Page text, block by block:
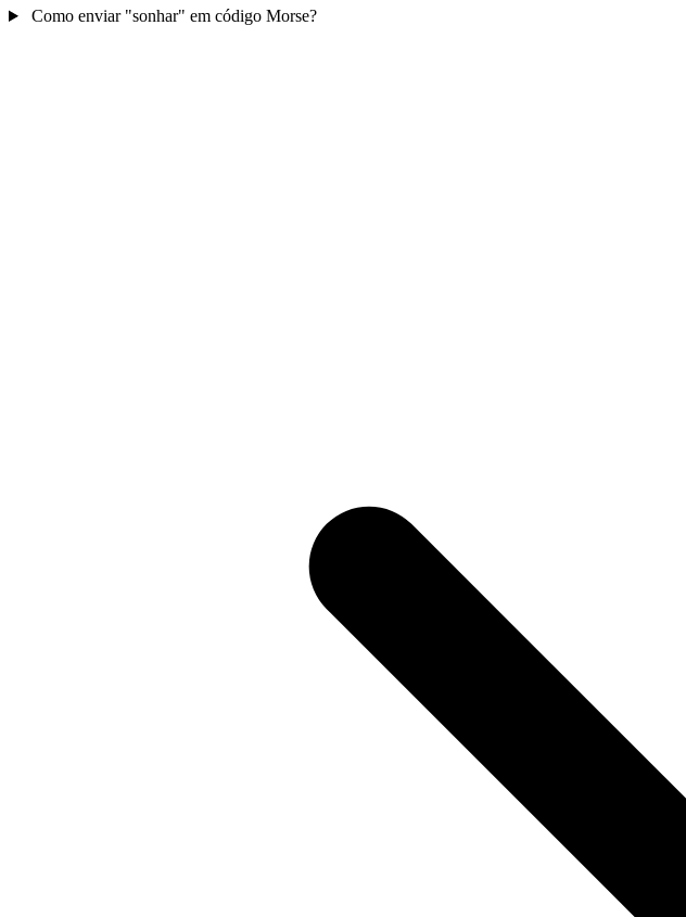
Como enviar "sonhar" em código Morse?